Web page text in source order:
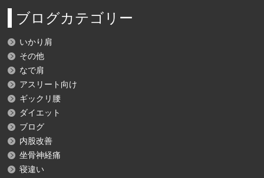
ブログカテゴリー
いかり肩
その他
なで肩
アスリート向け
ギックリ腰
ダイエット
ブログ
内股改善
坐骨神経痛
寝違い